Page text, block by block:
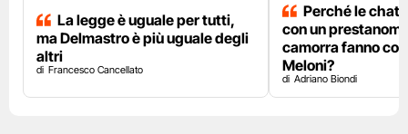
La legge è uguale per tutti,
ma Delmastro è più uguale degli
altri
Francesco Cancellato
Perché le chat
con un
camorra fanno
Meloni?
Adriano Biondi